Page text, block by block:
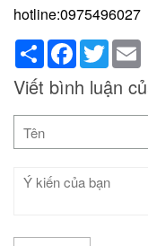
hotline:0975496027
ShareFacebook
Twitter
Viết bình luận